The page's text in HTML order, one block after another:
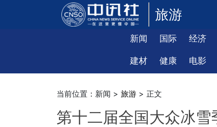
旅游
新闻 国际 经济
建材 健康 电影
当前位置：新闻 > 旅游 > 正文
第十二届全国大众冰